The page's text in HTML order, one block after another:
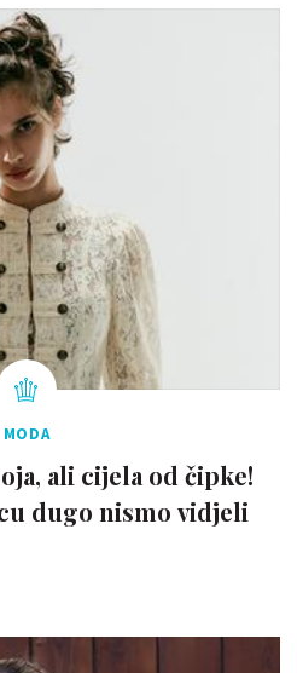
MODA
ali cijela od čipke!
dugo nismo vidjeli